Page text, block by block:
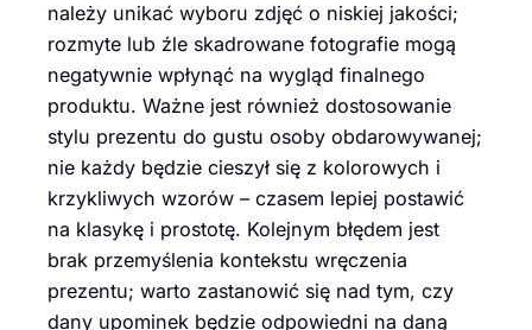
należy unikać wyboru zdjęć o niskiej jakości;
rozmyte lub źle skadrowane fotografie mogą
negatywnie wpłynąć na wygląd finalnego
produktu. Ważne jest również dostosowanie
stylu prezentu do gustu osoby obdarowywanej;
nie każdy będzie cieszył się z kolorowych i
krzykliwych wzorów – czasem lepiej postawić
na klasykę i prostotę. Kolejnym błędem jest
brak przemyślenia kontekstu wręczenia
prezentu; warto zastanowić się nad tym, czy
dany upominek będzie odpowiedni na daną